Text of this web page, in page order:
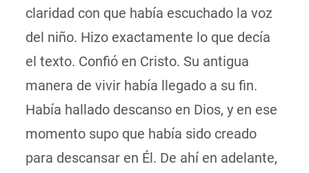
claridad con que había escuchado la voz
del niño. Hizo exactamente lo que decía
el texto. Confió en Cristo. Su antigua
manera de vivir había llegado a su fin.
Había hallado descanso en Dios, y en ese
momento supo que había sido creado
para descansar en Él. De ahí en adelante,